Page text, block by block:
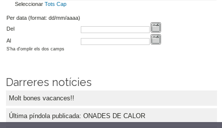
Seleccionar Tots Cap
Per data (format: dd/mm/aaaa)
Del
Al
S'ha d'omplir els dos camps
Darreres notícies
Molt bones vacances!!
Última píndola publicada: ONADES DE CALOR